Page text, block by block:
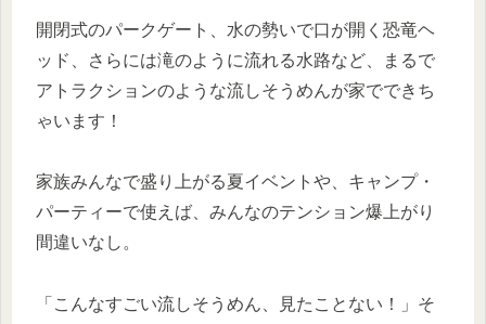
開閉式のパークゲート、水の勢いで口が開く恐竜ヘ
ッド、さらには滝のように流れる水路など、まるで
アトラクションのような流しそうめんが家でできち
ゃいます！
家族みんなで盛り上がる夏イベントや、キャンプ・
パーティーで使えば、みんなのテンション爆上がり
間違いなし。
「こんなすごい流しそうめん、見たことない！」そ